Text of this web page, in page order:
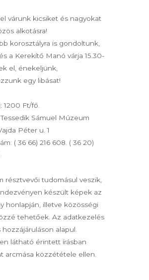
várunk kicsiket és nagyokat
alkotásra!
korosztályra is gondoltunk,
a Kerekítő Manó várja 15.30-
el, énekeljünk,
egy libásat!
1200 Ft/fő.
Sámuel Múzeum
Péter u. 1
( 36 66) 216 608. ( 36 20)
résztvevői tudomásul veszik,
készült képek az
honlapján, illetve közösségi
tehetőek. Az adatkezelés
alapul.
látható érintett írásban
arcmása közzététele ellen.